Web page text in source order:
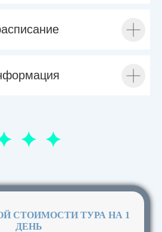
СТОИМОСТИ ТУРА НА 1
ДЕНЬ